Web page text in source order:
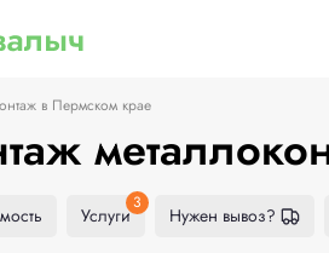
в Пермском крае
Услуги
3
Нужен вывоз?